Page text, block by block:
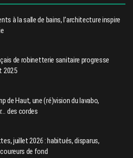
à la salle de bains, l’architecture inspire
de robinetterie sanitaire progresse
2025
de Haut, une (ré)vision du lavabo,
des cordes
juillet 2026 : habitués, disparus,
de fond